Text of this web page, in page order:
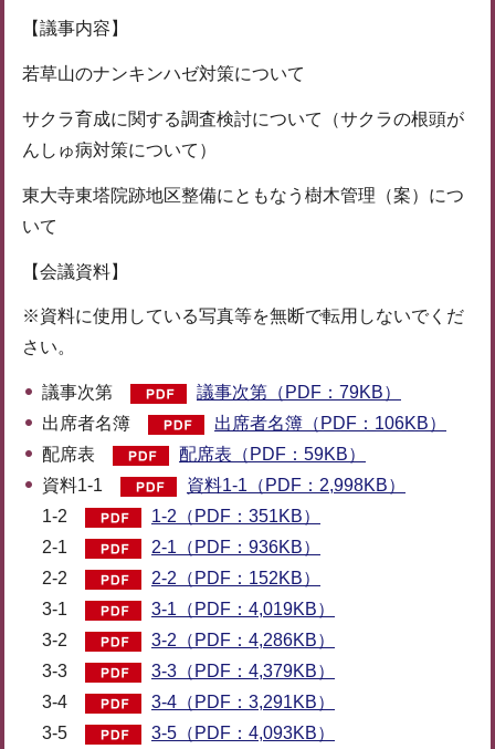
【議事内容】
若草山のナンキンハゼ対策について
サクラ育成に関する調査検討について（サクラの根頭が
んしゅ病対策について）
東大寺東塔院跡地区整備にともなう樹木管理（案）につ
いて
【会議資料】
※資料に使用している写真等を無断で転用しないでくだ
さい。
議事次第
議事次第（PDF：79KB）
出席者名簿
出席者名簿（PDF：106KB）
配席表
配席表（PDF：59KB）
資料1-1
資料1-1（PDF：2,998KB）
1-2
1-2（PDF：351KB）
2-1
2-1（PDF：936KB）
2-2
2-2（PDF：152KB）
3-1
3-1（PDF：4,019KB）
3-2
3-2（PDF：4,286KB）
3-3
3-3（PDF：4,379KB）
3-4
3-4（PDF：3,291KB）
3-5
3-5（PDF：4,093KB）